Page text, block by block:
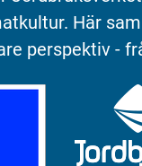
Här
perspektiv -